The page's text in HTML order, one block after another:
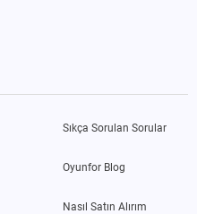
Sıkça Sorulan Sorular
Oyunfor Blog
Nasıl Satın Alırım